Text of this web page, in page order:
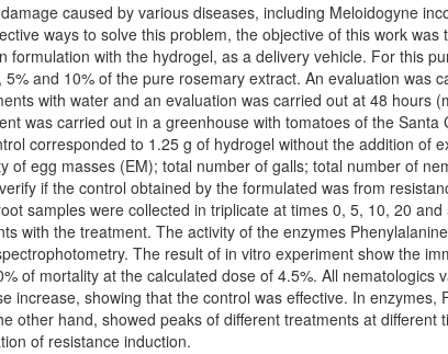
caused by various diseases, including Meloidogyne
ways to solve this problem, the objective of this work
formulation with the hydrogel, as a delivery vehicle. For this
and 10% of the pure rosemary extract. An evaluation was
with water and an evaluation was carried out at 48 hours
was carried out in a greenhouse with tomatoes of the
corresponded to 1.25 g of hydrogel without the addition of
of egg masses (EM); total number of galls; total number of
if the control obtained by the formulated was from
samples were collected in triplicate at times 0, 5, 10, 20
with the treatment. The activity of the enzymes
The result of in vitro experiment show the
of mortality at the calculated dose of 4.5%. All
increase, showing that the control was effective. In
other hand, showed peaks of different treatments at
of resistance induction.